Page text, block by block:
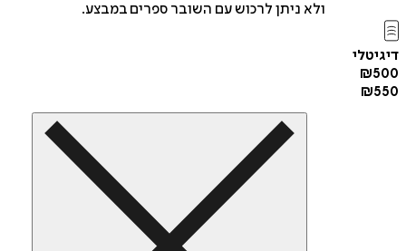
ולא ניתן לרכוש עם השובר ספרים במבצע.